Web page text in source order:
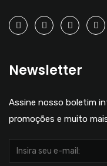
Newsletter
Assine nosso boletim
promoções e muito